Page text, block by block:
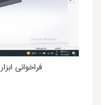
فراخوانی ابزار Deform در نرم افزار سالیدورکس